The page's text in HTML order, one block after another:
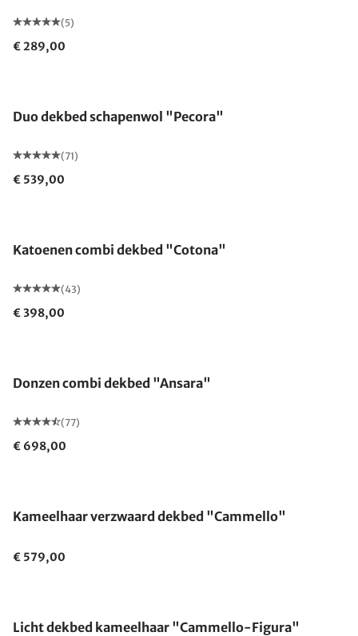
(5)
€ 289,00
Duo dekbed schapenwol "Pecora"
(71)
€ 539,00
Katoenen combi dekbed "Cotona"
(43)
€ 398,00
Donzen combi dekbed "Ansara"
(77)
€ 698,00
Kameelhaar verzwaard dekbed "Cammello"
€ 579,00
Licht dekbed kameelhaar "Cammello-Figura"